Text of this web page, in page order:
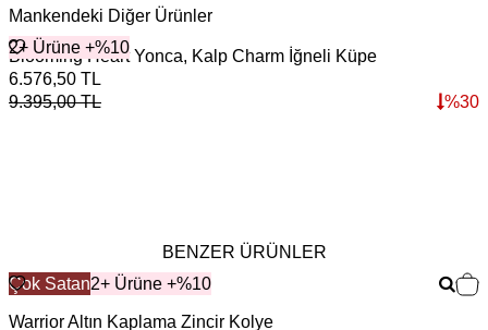
Mankendeki Diğer Ürünler
2+ Ürüne +%10
Blooming Heart Yonca, Kalp Charm İğneli Küpe
6.576,50 TL
9.395,00TL %30
BENZER ÜRÜNLER
Çok Satan2+ Ürüne +%10
Warrior Altın Kaplama Zincir Kolye